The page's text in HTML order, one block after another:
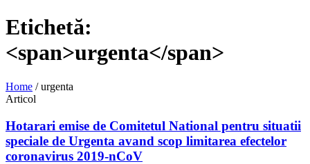
Etichetă:
<span>urgenta</span>
Home /urgenta
Articol
Hotarari emise de Comitetul National pentru situatii
speciale de Urgenta avand scop limitarea efectelor
coronavirus 2019-nCoV